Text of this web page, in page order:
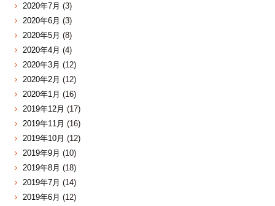
2020年7月 (3)
2020年6月 (3)
2020年5月 (8)
2020年4月 (4)
2020年3月 (12)
2020年2月 (12)
2020年1月 (16)
2019年12月 (17)
2019年11月 (16)
2019年10月 (12)
2019年9月 (10)
2019年8月 (18)
2019年7月 (14)
2019年6月 (12)